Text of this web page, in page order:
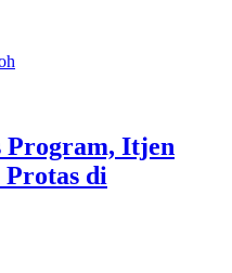
Program, Itjen
Protas di